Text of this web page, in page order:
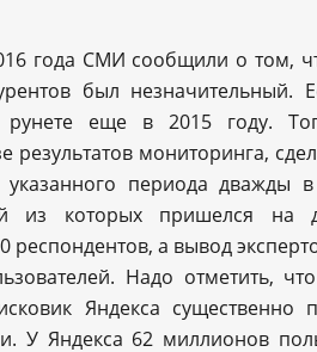
года СМИ сообщили о том,
был незначительный.
еще в 2015 году.
результатов мониторинга,
периода дважды
из которых пришелся
респондентов, а вывод
Надо отметить,
Яндекса существенно
У Яндекса 62 миллионов